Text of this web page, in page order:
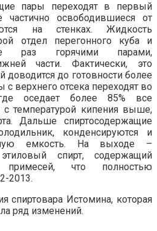
пары переходят в первый
частично освободившиеся от
на стенках. Жидкость
отдел перегонного куба и
раз горячими парами,
части. Фактически, это
доводится до готовности более
с верхнего отсека переходят во
оседает более 85% все
температурой кипения выше,
Дальше спиртосодержащие
конденсируются и
емкость. На выходе –
спирт, содержащий
что полностью
2013.
спиртовара Истомина, которая
ряд изменений.